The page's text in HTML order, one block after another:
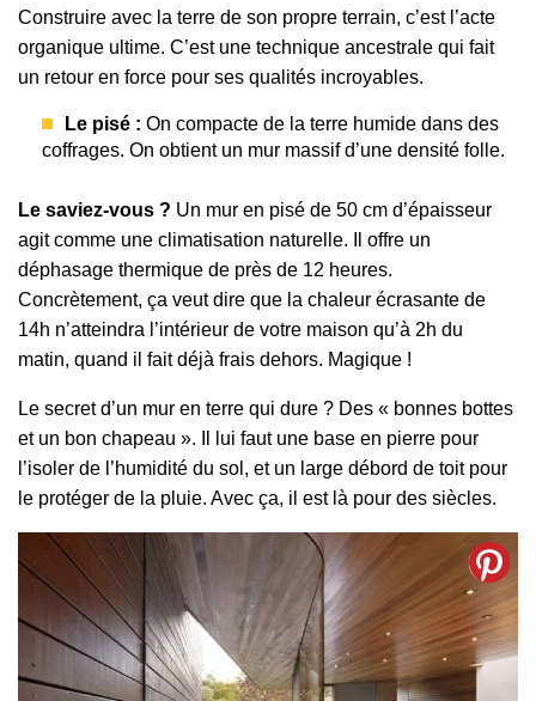
Construire avec la terre de son propre terrain, c’est l’acte
organique ultime. C’est une technique ancestrale qui fait
un retour en force pour ses qualités incroyables.
Le pisé : On compacte de la terre humide dans des
coffrages. On obtient un mur massif d’une densité folle.
Le saviez-vous ? Un mur en pisé de 50 cm d’épaisseur
agit comme une climatisation naturelle. Il offre un
déphasage thermique de près de 12 heures.
Concrètement, ça veut dire que la chaleur écrasante de
14h n’atteindra l’intérieur de votre maison qu’à 2h du
matin, quand il fait déjà frais dehors. Magique !
Le secret d’un mur en terre qui dure ? Des « bonnes bottes
et un bon chapeau ». Il lui faut une base en pierre pour
l’isoler de l’humidité du sol, et un large débord de toit pour
le protéger de la pluie. Avec ça, il est là pour des siècles.